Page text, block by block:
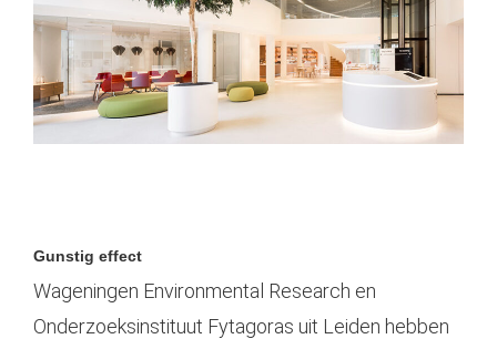
Gunstig effect
Wageningen Environmental Research en
Onderzoeksinstituut Fytagoras uit Leiden hebben